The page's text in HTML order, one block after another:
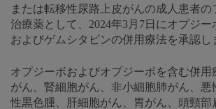
または転移性尿路上皮がんの成人患者の
治療薬として、2024年3月7日にオプジ
およびゲムシタビンの併用療法を承認し
オプジーボおよびオプジーボを含む併用
がん、腎細胞がん、非小細胞肺がん、悪
性黒色腫、肝細胞がん、胃がん、頭頸部